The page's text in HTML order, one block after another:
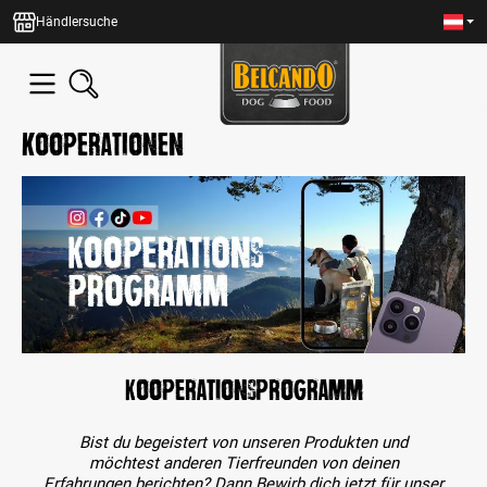
springen
Händlersuche
kooperationen
Kooperationsprogramm
Bist du begeistert von unseren Produkten und
möchtest anderen Tierfreunden von deinen